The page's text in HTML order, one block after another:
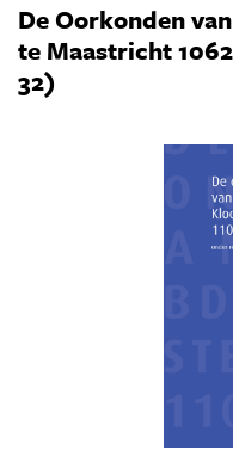
De Oorkonden
te Maastricht
32)